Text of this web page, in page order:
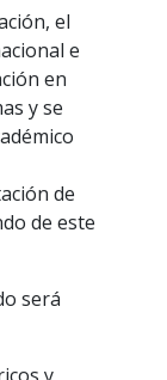
el
e
en
y se
de
de este
será